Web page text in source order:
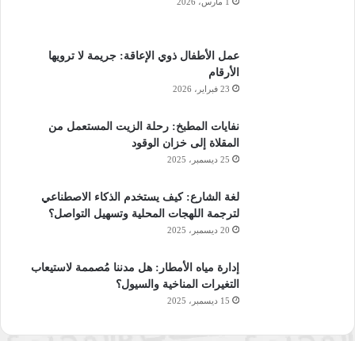
عمل الأطفال ذوي الإعاقة: جريمة لا ترويها
الأرقام
23 فبراير، 2026
نفايات المطبخ: رحلة الزيت المستعمل من
المقلاة إلى خزان الوقود
25 ديسمبر، 2025
لغة الشارع: كيف يستخدم الذكاء الاصطناعي
لترجمة اللهجات المحلية وتسهيل التواصل؟
20 ديسمبر، 2025
إدارة مياه الأمطار: هل مدننا مُصممة لاستيعاب
التغيرات المناخية والسيول؟
15 ديسمبر، 2025